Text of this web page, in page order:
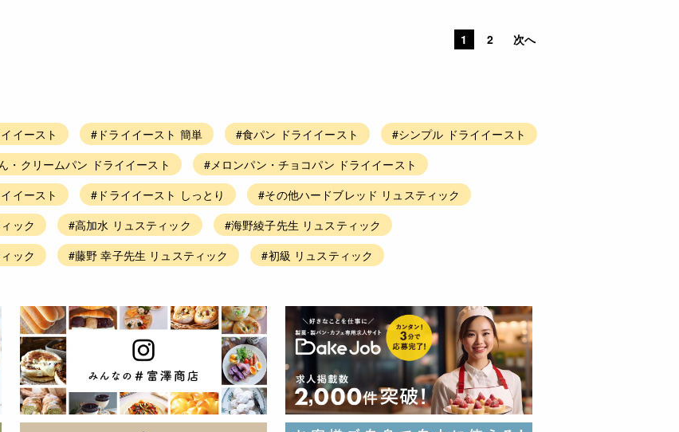
1 2 次へ
イースト #ドライイースト 簡単 #食パン ドライイースト
#シンプル ドライイースト
・クリームパン ドライイースト
#メロンパン・チョコパン ドライイースト
イースト #ドライイースト しっとり
#その他ハードブレッド リュスティック
ック #高加水 リュスティック
#海野綾子先生 リュスティック
ック #藤野 幸子先生 リュスティック #初級 リュスティック